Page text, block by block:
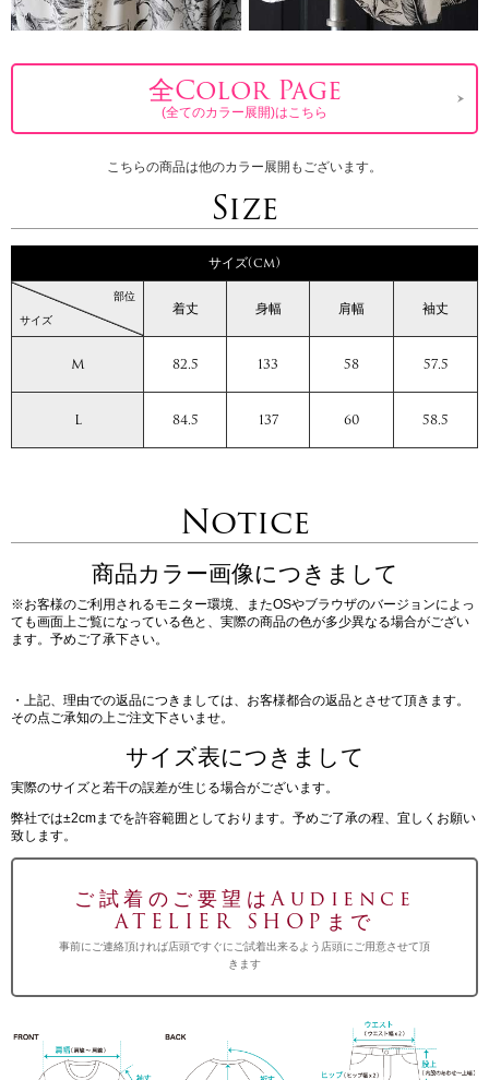
全Color Page
(全てのカラー展開)はこちら
こちらの商品は他のカラー展開もございます。
Size
サイズ(cm)
サイズ
部位
着丈 身幅 肩幅 袖丈
M 82.5 133 58 57.5
L 84.5 137 60 58.5
Notice
商品カラー画像につきまして
※お客様のご利用されるモニター環境、またOSやブラウザのバージョンによっ
ても画面上ご覧になっている色と、実際の商品の色が多少異なる場合がござい
ます。予めご了承下さい。
・上記、理由での返品につきましては、お客様都合の返品とさせて頂きます。
その点ご承知の上ご注文下さいませ。
サイズ表につきまして
実際のサイズと若干の誤差が生じる場合がございます。
弊社では±2cmまでを許容範囲としております。予めご了承の程、宜しくお願い
致します。
ご試着のご要望はAudience
ATELIER SHOPまで
事前にご連絡頂ければ店頭ですぐにご試着出来るよう店頭にご用意させて頂
きます